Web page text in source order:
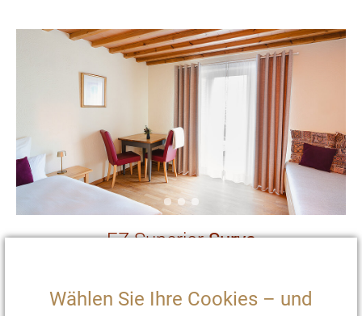
Wählen Sie Ihre Cookies – und
EZ SuperiorSurya
20 m2mit Terasse und zwei Einzelbetten